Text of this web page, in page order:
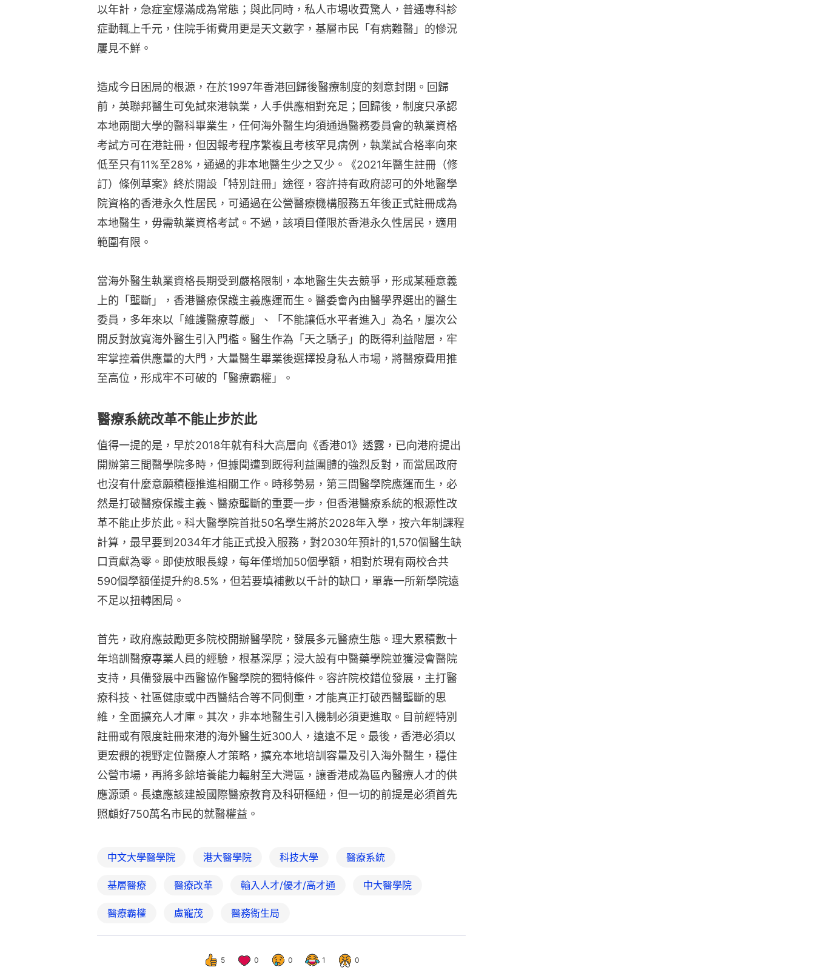
以年計，急症室爆滿成為常態；與此同時，私人市場收費驚人，普通專科診
症動輒上千元，住院手術費用更是天文數字，基層市民「有病難醫」的慘況
屢見不鮮。
造成今日困局的根源，在於1997年香港回歸後醫療制度的刻意封閉。回歸
前，英聯邦醫生可免試來港執業，人手供應相對充足；回歸後，制度只承認
本地兩間大學的醫科畢業生，任何海外醫生均須通過醫務委員會的執業資格
考試方可在港註冊，但因報考程序繁複且考核罕見病例，執業試合格率向來
低至只有11%至28%，通過的非本地醫生少之又少。《2021年醫生註冊（修
訂）條例草案》終於開設「特別註冊」途徑，容許持有政府認可的外地醫學
院資格的香港永久性居民，可通過在公營醫療機構服務五年後正式註冊成為
本地醫生，毋需執業資格考試。不過，該項目僅限於香港永久性居民，適用
範圍有限。
當海外醫生執業資格長期受到嚴格限制，本地醫生失去競爭，形成某種意義
上的「壟斷」，香港醫療保護主義應運而生。醫委會內由醫學界選出的醫生
委員，多年來以「維護醫療尊嚴」、「不能讓低水平者進入」為名，屢次公
開反對放寬海外醫生引入門檻。醫生作為「天之驕子」的既得利益階層，牢
牢掌控着供應量的大門，大量醫生畢業後選擇投身私人市場，將醫療費用推
至高位，形成牢不可破的「醫療霸權」。
醫療系統改革不能止步於此
值得一提的是，早於2018年就有科大高層向《香港01》透露，已向港府提出
開辦第三間醫學院多時，但據聞遭到既得利益團體的強烈反對，而當屆政府
也沒有什麼意願積極推進相關工作。時移勢易，第三間醫學院應運而生，必
然是打破醫療保護主義、醫療壟斷的重要一步，但香港醫療系統的根源性改
革不能止步於此。科大醫學院首批50名學生將於2028年入學，按六年制課程
計算，最早要到2034年才能正式投入服務，對2030年預計的1,570個醫生缺
口貢獻為零。即使放眼長線，每年僅增加50個學額，相對於現有兩校合共
590個學額僅提升約8.5%，但若要填補數以千計的缺口，單靠一所新學院遠
不足以扭轉困局。
首先，政府應鼓勵更多院校開辦醫學院，發展多元醫療生態。理大累積數十
年培訓醫療專業人員的經驗，根基深厚；浸大設有中醫藥學院並獲浸會醫院
支持，具備發展中西醫協作醫學院的獨特條件。容許院校錯位發展，主打醫
療科技、社區健康或中西醫結合等不同側重，才能真正打破西醫壟斷的思
維，全面擴充人才庫。其次，非本地醫生引入機制必須更進取。目前經特別
註冊或有限度註冊來港的海外醫生近300人，遠遠不足。最後，香港必須以
更宏觀的視野定位醫療人才策略，擴充本地培訓容量及引入海外醫生，穩住
公營市場，再將多餘培養能力輻射至大灣區，讓香港成為區內醫療人才的供
應源頭。長遠應該建設國際醫療教育及科研樞紐，但一切的前提是必須首先
照顧好750萬名市民的就醫權益。
中文大學醫學院 港大醫學院 科技大學 醫療系統
基層醫療 醫療改革 輸入人才/優才/高才通 中大醫學院
醫療霸權 盧寵茂 醫務衞生局
5 0 0 1 0